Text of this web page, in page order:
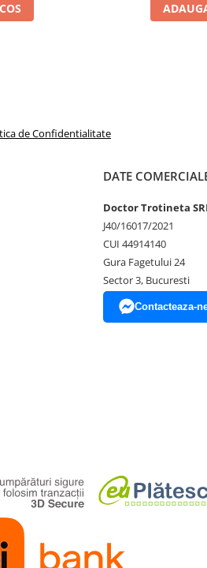
de Confidentialitate
DATE
Doctor Trotineta
J40/16017/2021
CUI 44914140
Gura Fagetului 24
Sector 3, Bucuresti
Contacteaza-